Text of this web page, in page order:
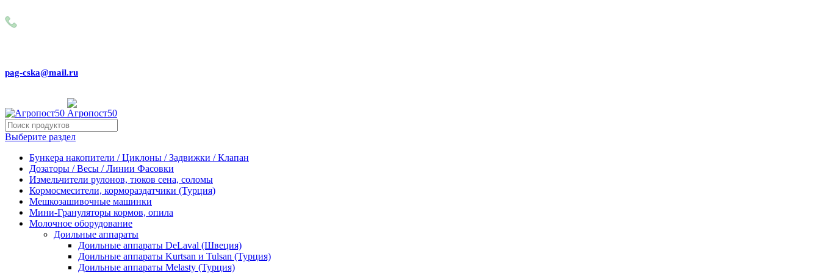
pag-cska@mail.ru
Выберите раздел
Бункера накопители / Циклоны / Задвижки / Клапан
Дозаторы / Весы / Линии Фасовки
Измельчители рулонов, тюков сена, соломы
Кормосмесители, кормораздатчики (Турция)
Мешкозашивочные машинки
Мини-Грануляторы кормов, опила
Молочное оборудование
Доильные аппараты
Доильные аппараты DeLaval (Швеция)
Доильные аппараты Kurtsan и Tulsan (Турция)
Доильные аппараты Melasty (Турция)